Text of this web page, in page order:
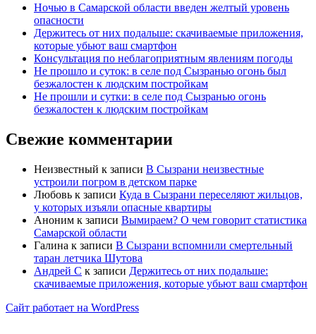
Ночью в Самарской области введен желтый уровень
опасности
Держитесь от них подальше: скачиваемые приложения,
которые убьют ваш смартфон
Консультация по неблагоприятным явлениям погоды
Не прошло и суток: в селе под Сызранью огонь был
безжалостен к людским постройкам
Не прошли и сутки: в селе под Сызранью огонь
безжалостен к людским постройкам
Свежие комментарии
Неизвестный к записи В Сызрани неизвестные
устроили погром в детском парке
Любовь к записи Куда в Сызрани переселяют жильцов,
у которых изъяли опасные квартиры
Аноним к записи Вымираем? О чем говорит статистика
Самарской области
Галина к записи В Сызрани вспомнили смертельный
таран летчика Шутова
Андрей С к записи Держитесь от них подальше:
скачиваемые приложения, которые убьют ваш смартфон
Сайт работает на WordPress